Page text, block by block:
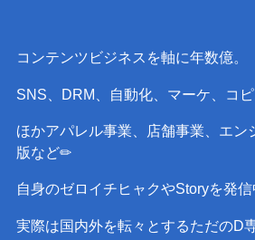
コンテンツビジネスを軸に年数億。
SNS、DRM、自動化、マーケ、コピ
ほかアパレル事業、店舗事業、エン
版など✏︎
自身のゼロイチヒャクやStoryを発信
実際は国内外を転々とするただのD